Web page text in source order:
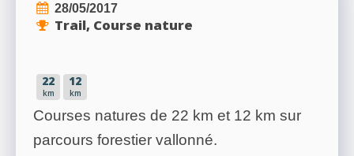
28/05/2017
Trail, Course nature
22
km
12
km
Courses natures de 22 km et 12 km sur
parcours forestier vallonné.